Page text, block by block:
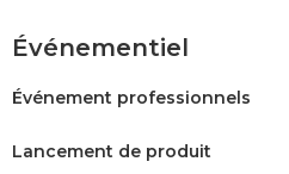
Événementiel
Événement professionnels
Lancement de produit